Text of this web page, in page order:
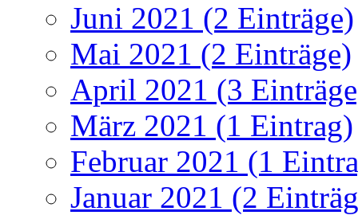
Juni 2021 (2 Einträge)
Mai 2021 (2 Einträge)
April 2021 (3
März 2021 (1 Eintrag)
Februar 2021 (1
Januar 2021 (2